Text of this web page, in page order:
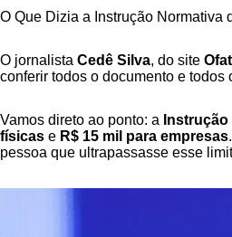
O Que Dizia a Instrução Normativa
O jornalista Cedê Silva, do site
conferir todos o documento e todos
Vamos direto ao ponto: a Instrução
físicas e R$ 15 mil para empresas
pessoa que ultrapassasse esse